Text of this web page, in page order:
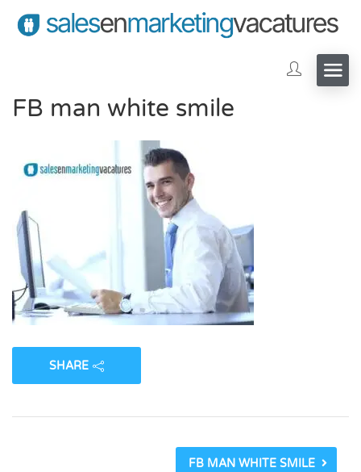
FB man white smile
SHARE
FB MAN WHITE SMILE